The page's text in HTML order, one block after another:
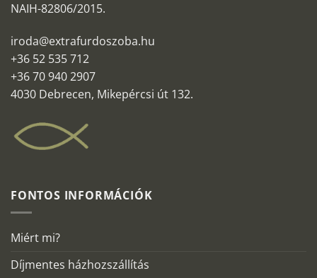
NAIH-82806/2015.
iroda@extrafurdoszoba.hu
+36 52 535 712
+36 70 940 2907
4030 Debrecen, Mikepércsi út 132.
FONTOS INFORMÁCIÓK
Miért mi?
Díjmentes házhozszállítás